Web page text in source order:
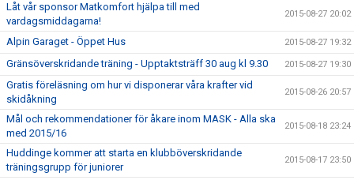
Låt vår sponsor Matkomfort hjälpa till med
vardagsmiddagarna!
2015-08-27 20:02
Alpin Garaget - Öppet Hus 2015-08-27 19:32
Gränsöverskridande träning - Upptaktsträff 30 aug kl 9.30 2015-08-27 19:30
Gratis föreläsning om hur vi disponerar våra krafter vid
skidåkning
2015-08-26 20:57
Mål och rekommendationer för åkare inom MASK - Alla ska
med 2015/16
2015-08-18 23:24
Huddinge kommer att starta en klubböverskridande
träningsgrupp för juniorer
2015-08-17 23:50